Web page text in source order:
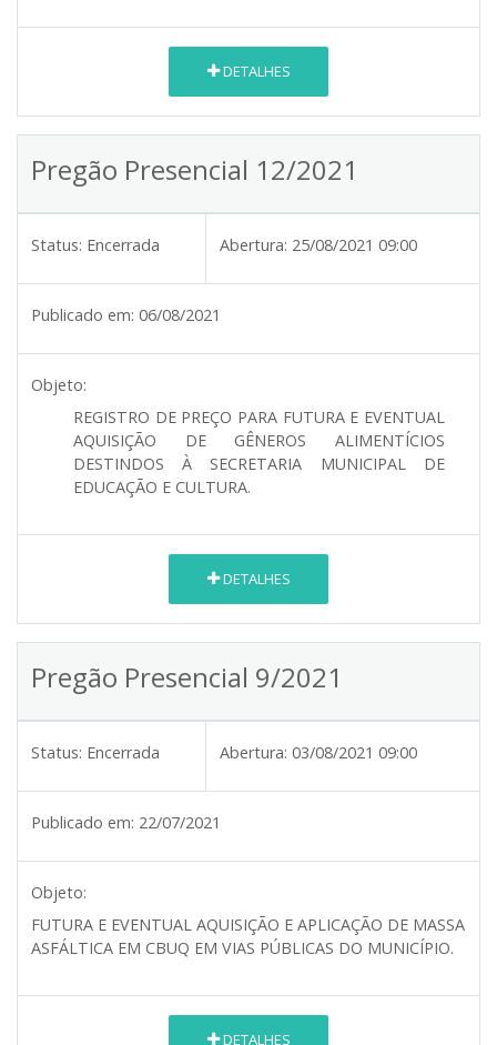
DETALHES
Pregão Presencial 12/2021
Status: Encerrada Abertura: 25/08/2021 09:00
Publicado em: 06/08/2021
Objeto:
REGISTRO DE PREÇO PARA FUTURA E EVENTUAL
AQUISIÇÃO DE GÊNEROS ALIMENTÍCIOS
DESTINDOS À SECRETARIA MUNICIPAL DE
EDUCAÇÃO E CULTURA.
DETALHES
Pregão Presencial 9/2021
Status: Encerrada Abertura: 03/08/2021 09:00
Publicado em: 22/07/2021
Objeto:
FUTURA E EVENTUAL AQUISIÇÃO E APLICAÇÃO DE MASSA
ASFÁLTICA EM CBUQ EM VIAS PÚBLICAS DO MUNICÍPIO.
DETALHES